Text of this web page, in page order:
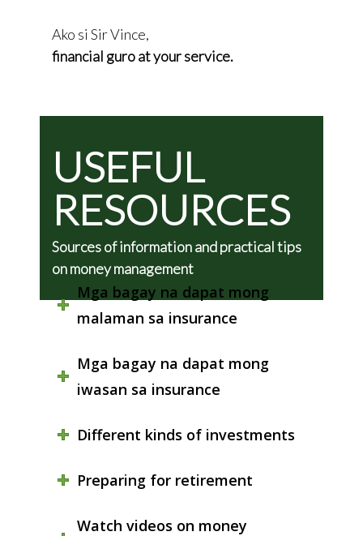
Ako si Sir Vince,
financial guro at your service.
USEFUL
RESOURCES
Sources of information and practical tips
on money management
Mga bagay na dapat mong
malaman sa insurance
Mga bagay na dapat mong
iwasan sa insurance
Different kinds of investments
Preparing for retirement
Watch videos on money